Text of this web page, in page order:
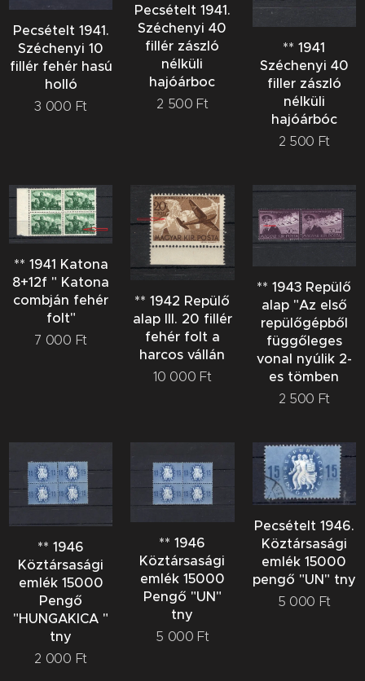
Pecsételt 1941.
Széchenyi 10
fillér fehér hasú
holló
3 000 Ft
Pecsételt 1941.
Széchenyi 40
fillér zászló
nélküli
hajóárboc
2 500 Ft
** 1941
Széchenyi 40
filler zászló
nélküli
hajóárbóc
2 500 Ft
** 1941 Katona
8+12f " Katona
combján fehér
folt"
7 000 Ft
** 1942 Repülő
alap III. 20 fillér
fehér folt a
harcos vállán
10 000 Ft
** 1943 Repülő
alap "Az első
repülőgépből
függőleges
vonal nyúlik 2-
es tömben
2 500 Ft
** 1946
Köztársasági
emlék 15000
Pengő
"HUNGAKICA "
tny
2 000 Ft
** 1946
Köztársasági
emlék 15000
Pengő "UN"
tny
5 000 Ft
Pecsételt 1946.
Köztársasági
emlék 15000
pengő "UN" tny
5 000 Ft